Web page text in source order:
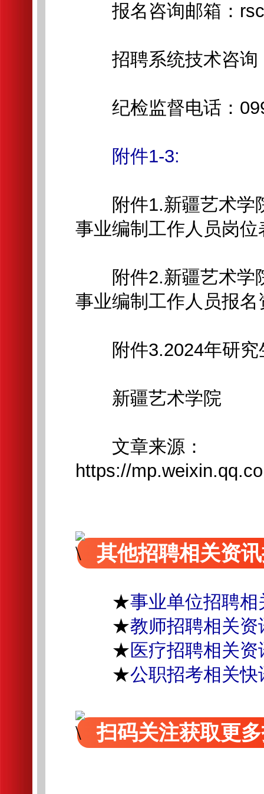
报名咨询邮箱：rsc
招聘系统技术咨询
纪检监督电话：
附件1-3:
附件1.新疆艺术学
事业编制工作人员岗位
附件2.新疆艺术学
事业编制工作人员报
附件3.2024年研究
新疆艺术学院
文章来源：
https://
其他招聘相关资
★事业单位招聘相
★教师招聘相关资
★医疗招聘相关资
★公职招考相关快
扫码关注获取更